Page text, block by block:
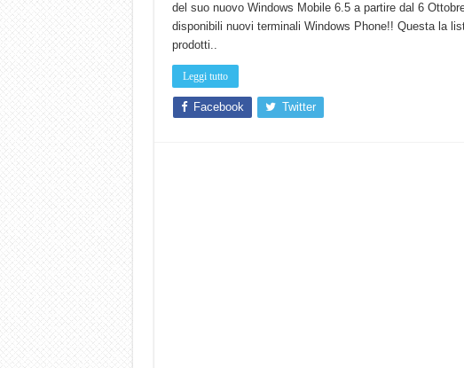
del suo nuovo Windows Mobile 6.5 a partire dal 6
disponibili nuovi terminali Windows Phone!! Questa la
prodotti..
Leggi tutto
Facebook Twitter